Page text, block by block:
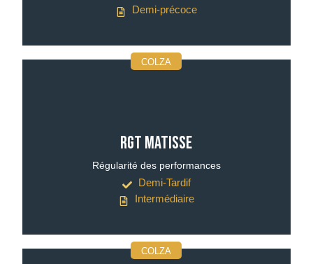
Demi-précoce
COLZA
RGT MATISSE
Régularité des performances
Demi-Tardif
Intermédiaire
COLZA